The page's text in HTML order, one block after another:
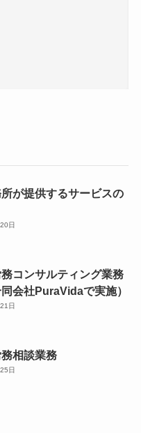
が提供するサービスの
日
コンサルティング業務
同会社PuraVidaで実施）
日
相談業務
日